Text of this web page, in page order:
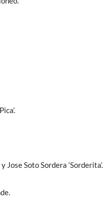
Soto Sordera ‘Sorderita’.